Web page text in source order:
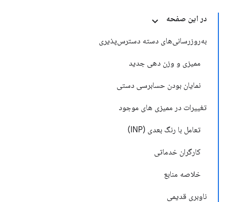
در این صفحه
به‌روزرسانی‌های دسته دسترس‌پذیری
ممیزی و وزن دهی جدید
نمایان بودن حسابرسی دستی
تغییرات در ممیزی های موجود
تعامل با رنگ بعدی (INP)
کارگران خدماتی
خلاصه منابع
ناوبری قدیمی